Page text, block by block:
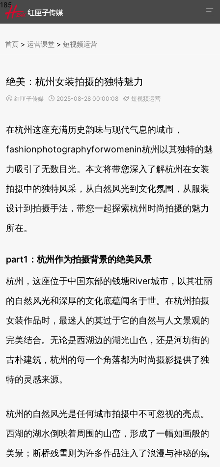
185

首页 > 运营课堂 > 短视频运营
绝美：杭州女装拍摄的独特魅力
 红匣子传媒  2025-08-28 00:00:08  短视频运营
在杭州这座充满历史韵味与现代气息的城市，
fashionphotographyforwomenin杭州以其独特的魅
力吸引了无数目光。本文将带您深入了解杭州在女装
拍摄中的独特风采，从自然风光到文化氛围，从服装
设计到拍摄手法，带您一起探索杭州时尚拍摄的魅力
所在。
part1：杭州作为拍摄背景的绝美风景
杭州，这座位于中国东部的钱塘River城市，以其壮丽
的自然风光和深厚的文化底蕴闻名于世。在杭州拍摄
女装作品时，最迷人的莫过于它的自然与人文景观的
完美结合。无论是西湖边的湖光山色，还是河坊街的
古朴建筑，杭州的每一个角落都为时尚摄影提供了独
特的灵感来源。
杭州的自然风光是任何城市拍摄中不可忽视的亮点。
西湖的湖水倒映着周围的山峦，形成了一幅如画般的
美景；断桥残雪则为许多作品注入了浪漫与神秘的氛